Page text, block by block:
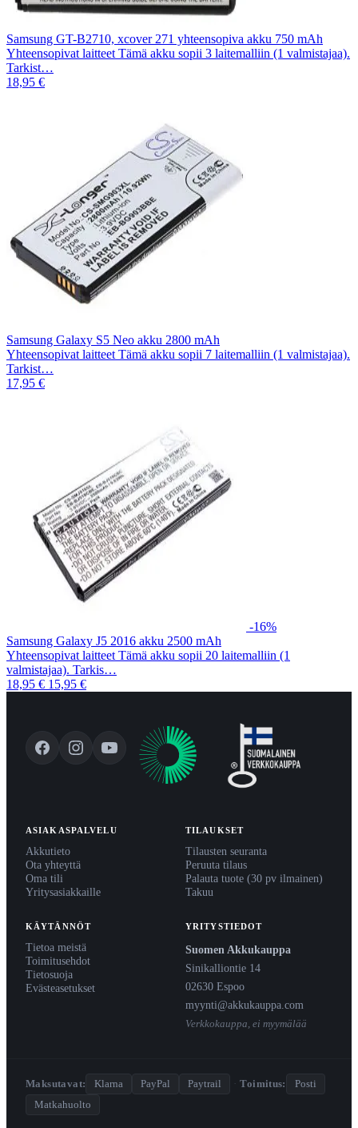
Samsung GT-B2710, xcover 271 yhteensopiva akku 750 mAh
Yhteensopivat laitteet Tämä akku sopii 3 laitemalliin (1 valmistajaa).
Tarkist…
18,95 €
Samsung Galaxy S5 Neo akku 2800 mAh
Yhteensopivat laitteet Tämä akku sopii 7 laitemalliin (1 valmistajaa).
Tarkist…
17,95 €
-16%
Samsung Galaxy J5 2016 akku 2500 mAh
Yhteensopivat laitteet Tämä akku sopii 20 laitemalliin (1
valmistajaa). Tarkis…
18,95 € 15,95 €
ASIAKASPALVELU
Akkutieto
Ota yhteyttä
Oma tili
Yritysasiakkaille
TILAUKSET
Tilausten seuranta
Peruuta tilaus
Palauta tuote (30 pv ilmainen)
Takuu
KÄYTÄNNÖT
Tietoa meistä
Toimitusehdot
Tietosuoja
Evästeasetukset
YRITYSTIEDOT
Suomen Akkukauppa
Sinikalliontie 14
02630 Espoo
myynti@akkukauppa.com
Verkkokauppa, ei myymälää
Maksutavat: Klarna PayPal Paytrail · Toimitus:
Posti
Matkahuolto